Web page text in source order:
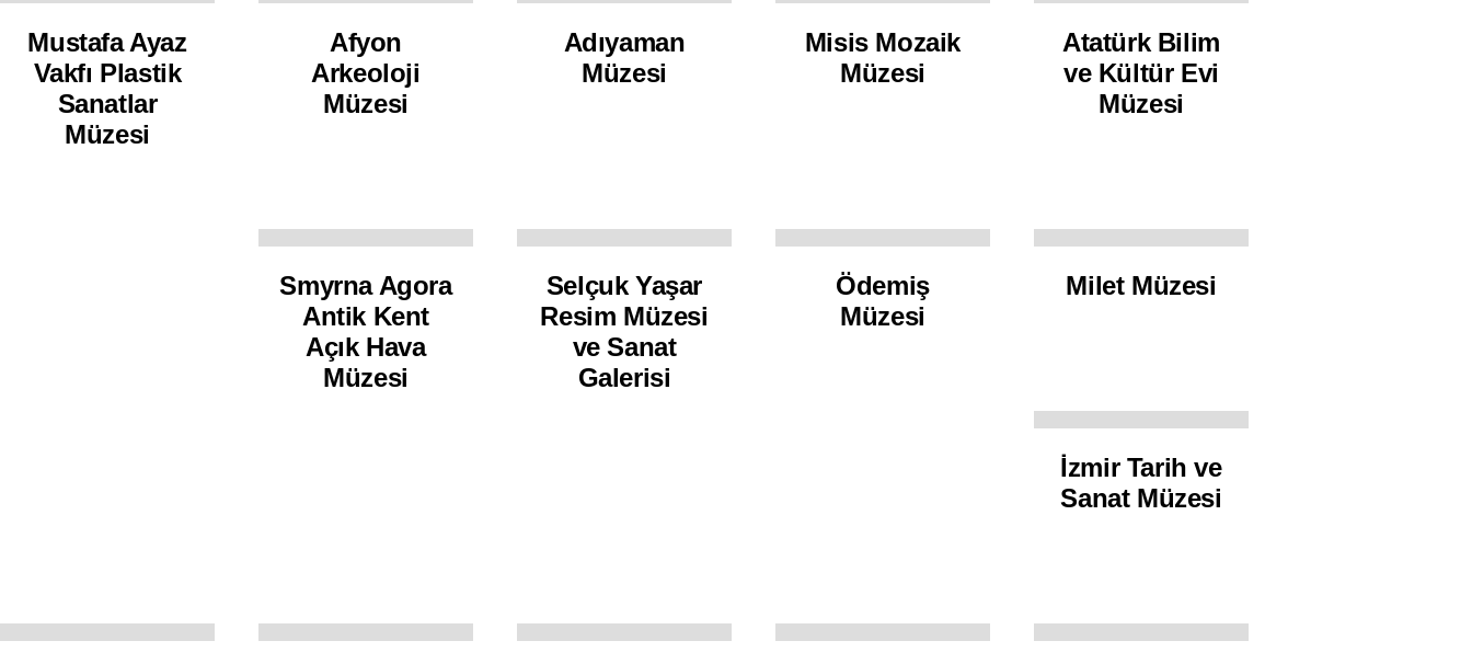
Mustafa Ayaz
Vakfı Plastik
Sanatlar
Müzesi
Afyon
Arkeoloji
Müzesi
Adıyaman
Müzesi
Misis Mozaik
Müzesi
Atatürk Bilim
ve Kültür Evi
Müzesi
Smyrna Agora
Antik Kent
Açık Hava
Müzesi
Selçuk Yaşar
Resim Müzesi
ve Sanat
Galerisi
Ödemiş
Müzesi
Milet Müzesi
İzmir Tarih ve
Sanat Müzesi